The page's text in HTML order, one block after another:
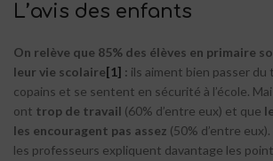
L’avis des enfants
On relève que 85% des élèves en primaire
leur vie scolaire[1] : ils aiment bien passer du
copains et se sentent en sécurité à l’école.
ont trop de travail (60% d’entre eux) et que
les encouragent pas assez (50% d’entre
les professeurs expliquent davantage les